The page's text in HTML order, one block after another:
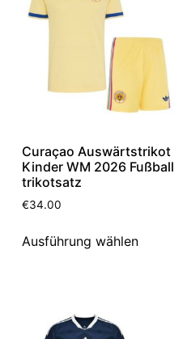
Curaçao Auswärtstrikot
Kinder WM 2026 Fußball
trikotsatz
€34.00
Ausführung wählen